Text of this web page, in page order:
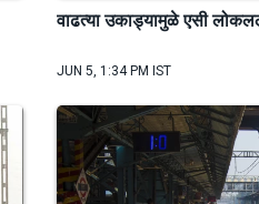
वाढत्या उकाड्यामुळे एसी
JUN 5, 1:34 PM IST